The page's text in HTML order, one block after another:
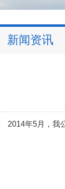
新闻资讯
2014年5月，我